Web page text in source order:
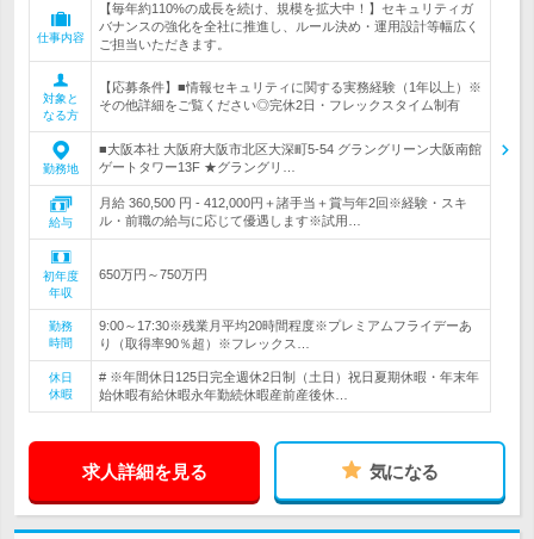
仕事内容
【毎年約110%の成長を続け、規模を拡大中！】セキュリティガ
バナンスの強化を全社に推進し、ルール決め・運用設計等幅広く
ご担当いただきます。
対象と
なる方
【応募条件】■情報セキュリティに関する実務経験（1年以上）※
その他詳細をご覧ください◎完休2日・フレックスタイム制有
勤務地
■大阪本社 大阪府大阪市北区大深町5-54 グラングリーン大阪南館
ゲートタワー13F ★グラングリ…
給与
月給 360,500 円 - 412,000円＋諸手当＋賞与年2回※経験・スキ
ル・前職の給与に応じて優遇します※試用…
初年度
年収
650万円～750万円
勤務
時間
9:00～17:30※残業月平均20時間程度※プレミアムフライデーあ
り（取得率90％超）※フレックス…
休日
休暇
# ※年間休日125日完全週休2日制（土日）祝日夏期休暇・年末年
始休暇有給休暇永年勤続休暇産前産後休…
求人詳細を見る 気になる